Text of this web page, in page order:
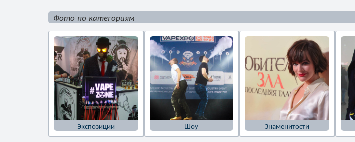
Фото по категориям
Экспозиции Шоу Знаменитости